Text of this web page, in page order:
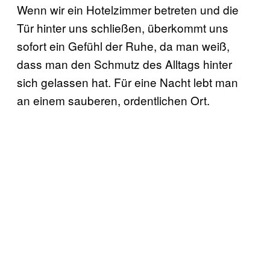
Wenn wir ein Hotelzimmer betreten und die
Tür hinter uns schließen, überkommt uns
sofort ein Gefühl der Ruhe, da man weiß,
dass man den Schmutz des Alltags hinter
sich gelassen hat. Für eine Nacht lebt man
an einem sauberen, ordentlichen Ort.